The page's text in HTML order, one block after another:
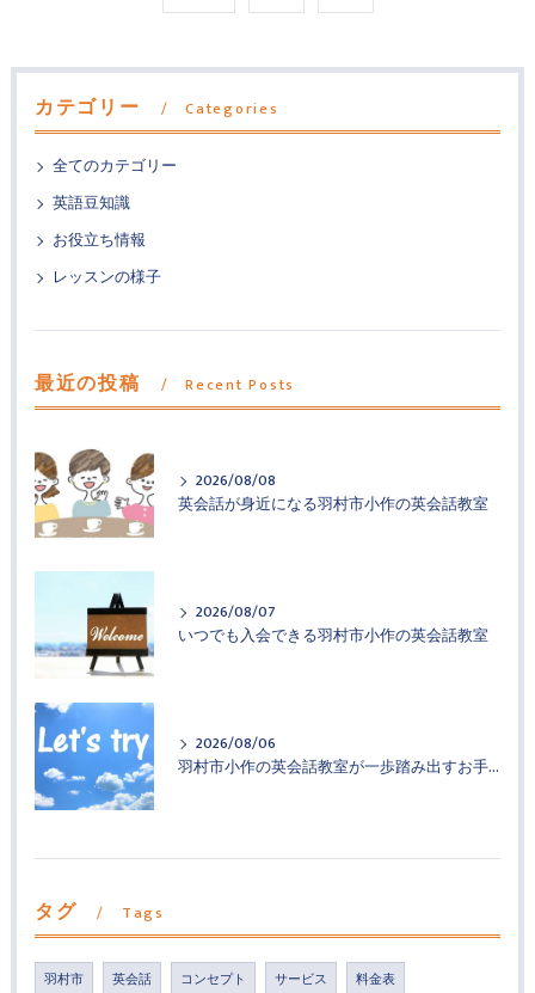
カテゴリー Categories
全てのカテゴリー
英語豆知識
お役立ち情報
レッスンの様子
最近の投稿 Recent Posts
2026/08/08
英会話が身近になる羽村市小作の英会話教室
2026/08/07
いつでも入会できる羽村市小作の英会話教室
2026/08/06
羽村市小作の英会話教室が一歩踏み出すお手伝い
タグ Tags
羽村市 英会話 コンセプト サービス 料金表